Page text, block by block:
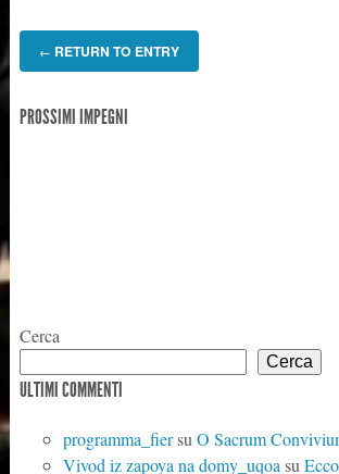
← RETURN TO ENTRY
PROSSIMI IMPEGNI
Cerca
Cerca
ULTIMI COMMENTI
programma_fiersu O Sacrum
Vivod iz zapoya na domy_uqoa su